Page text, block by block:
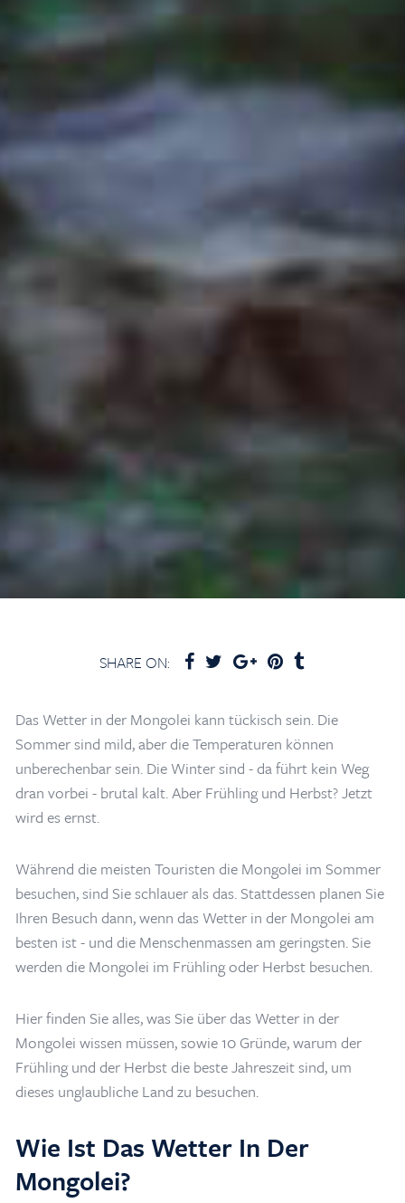
SHARE ON:
Das Wetter in der Mongolei kann tückisch sein. Die
Sommer sind mild, aber die Temperaturen können
unberechenbar sein. Die Winter sind - da führt kein Weg
dran vorbei - brutal kalt. Aber Frühling und Herbst? Jetzt
wird es ernst.
Während die meisten Touristen die Mongolei im Sommer
besuchen, sind Sie schlauer als das. Stattdessen planen Sie
Ihren Besuch dann, wenn das Wetter in der Mongolei am
besten ist - und die Menschenmassen am geringsten. Sie
werden die Mongolei im Frühling oder Herbst besuchen.
Hier finden Sie alles, was Sie über das Wetter in der
Mongolei wissen müssen, sowie 10 Gründe, warum der
Frühling und der Herbst die beste Jahreszeit sind, um
dieses unglaubliche Land zu besuchen.
Wie Ist Das Wetter In Der
Mongolei?